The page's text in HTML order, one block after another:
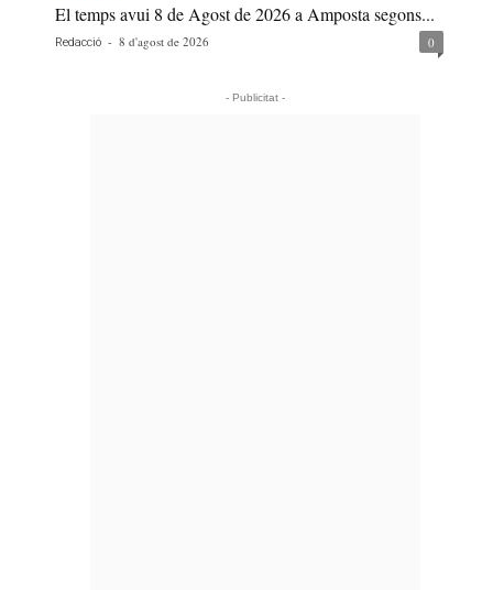
El temps avui 8 de Agost de 2026 a Amposta segons...
Redacció - 8 d'agost de 2026 0
- Publicitat -